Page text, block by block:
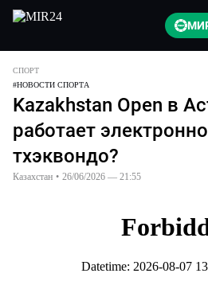
СПОРТ
#НОВОСТИ СПОРТА
Kazakhstan Open в
работает
тхэквондо?
Казахстан • 26/06/2026 — 21:55